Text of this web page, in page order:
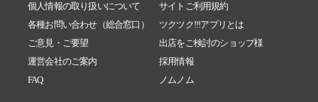
個人情報の取り扱いについて
サイトご利用規約
各種お問い合わせ（総合窓口）
ツクツク!!!アプリとは
ご意見・ご要望
出店をご検討のショップ様
運営会社のご案内
採用情報
FAQ
ノムノム